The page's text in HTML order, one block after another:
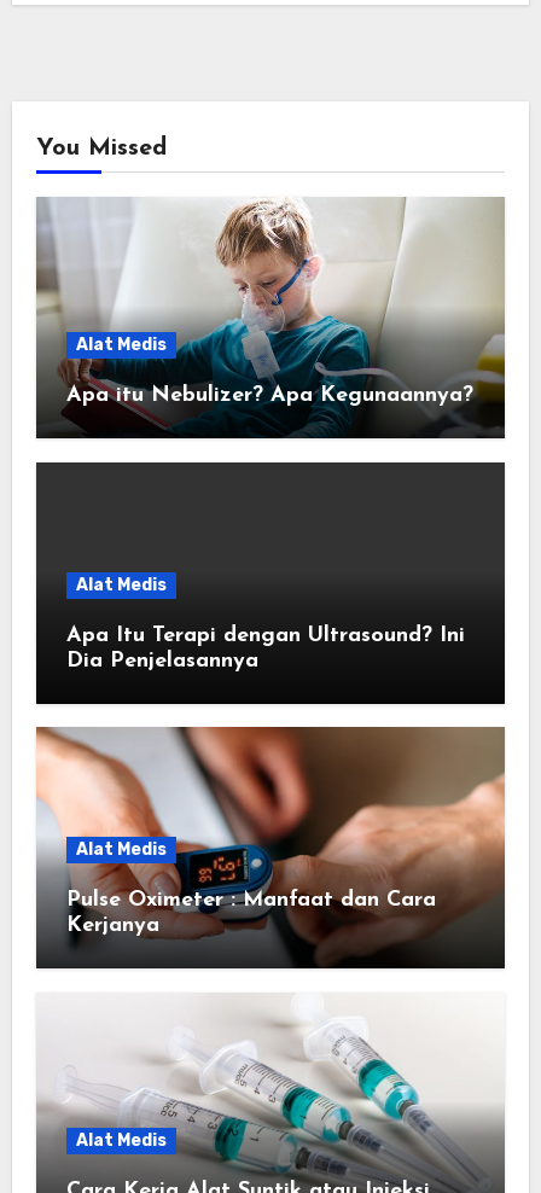
You Missed
Alat Medis
Apa itu Nebulizer? Apa Kegunaannya?
Alat Medis
Apa Itu Terapi dengan Ultrasound? Ini
Dia Penjelasannya
Alat Medis
Pulse Oximeter : Manfaat dan Cara
Kerjanya
Alat Medis